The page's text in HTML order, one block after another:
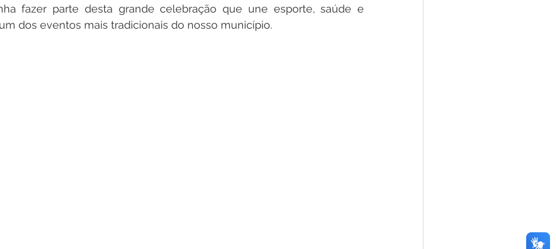
fazer parte desta grande celebração que une esporte, saúde e
dos eventos mais tradicionais do nosso município.